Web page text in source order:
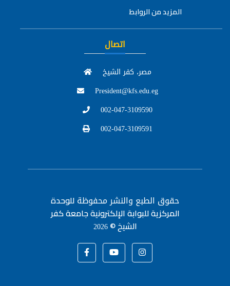
المزيد من الروابط
اتصال
مصر، كفر الشيخ
President@kfs.edu.eg
002-047-3109590
002-047-3109591
حقوق الطبع والنشر محفوظة للوحدة
المركزية للبوابة الإلكترونية جامعة كفر
الشيخ ©2026